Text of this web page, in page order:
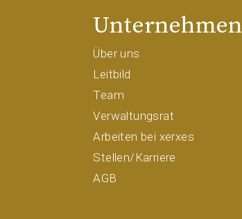
Unternehmen
Über uns
Leitbild
Team
Verwaltungsrat
Arbeiten bei xerxes
Stellen/Karriere
AGB